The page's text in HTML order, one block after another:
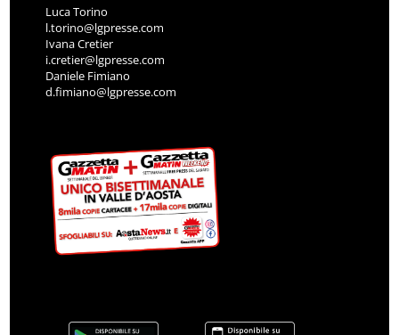
Luca Torino
l.torino@lgpresse.com
Ivana Cretier
i.cretier@lgpresse.com
Daniele Fimiano
d.fimiano@lgpresse.com